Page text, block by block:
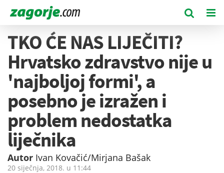
TKO ĆE NAS LIJEČITI?
Hrvatsko zdravstvo nije u
'najboljoj formi', a
posebno je izražen i
problem nedostatka
liječnika
Autor Ivan Kovačić/Mirjana Bašak
20 siječnja, 2018. u 11:44